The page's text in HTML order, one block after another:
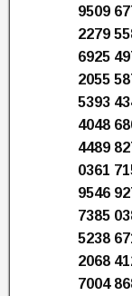
9509
2279
6925
2055
5393
4048
4489
0361
9546
7385
5238
2068
7004